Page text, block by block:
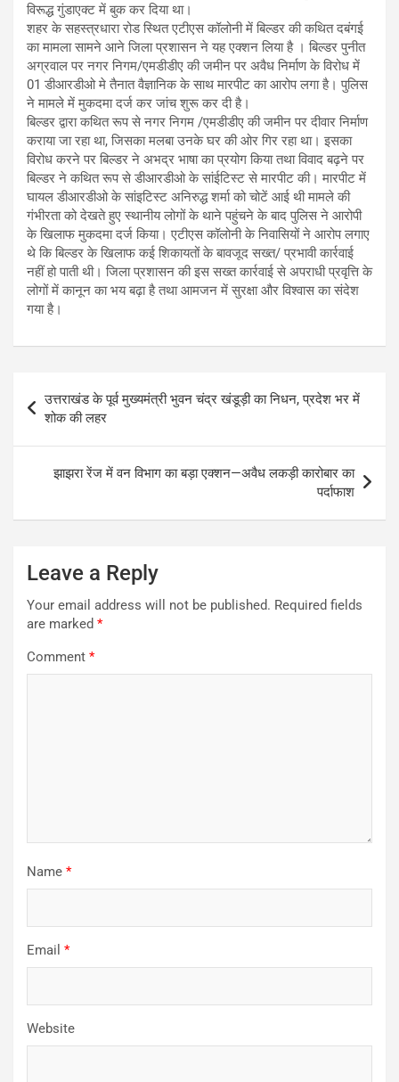
विरूद्ध गुंडाएक्ट में बुक कर दिया था।
शहर के सहस्त्रधारा रोड स्थित एटीएस कॉलोनी में बिल्डर की कथित दबंगई
का मामला सामने आने जिला प्रशासन ने यह एक्शन लिया है । बिल्डर पुनीत
अग्रवाल पर नगर निगम/एमडीडीए की जमीन पर अवैध निर्माण के विरोध में
01 डीआरडीओ मे तैनात वैज्ञानिक के साथ मारपीट का आरोप लगा है। पुलिस
ने मामले में मुकदमा दर्ज कर जांच शुरू कर दी है।
बिल्डर द्वारा कथित रूप से नगर निगम /एमडीडीए की जमीन पर दीवार निर्माण
कराया जा रहा था, जिसका मलबा उनके घर की ओर गिर रहा था। इसका
विरोध करने पर बिल्डर ने अभद्र भाषा का प्रयोग किया तथा विवाद बढ़ने पर
बिल्डर ने कथित रूप से डीआरडीओ के सांईटिस्ट से मारपीट की। मारपीट में
घायल डीआरडीओ के सांइटिस्ट अनिरुद्ध शर्मा को चोटें आई थी मामले की
गंभीरता को देखते हुए स्थानीय लोगों के थाने पहुंचने के बाद पुलिस ने आरोपी
के खिलाफ मुकदमा दर्ज किया। एटीएस कॉलोनी के निवासियों ने आरोप लगाए
थे कि बिल्डर के खिलाफ कई शिकायतों के बावजूद सख्त/ प्रभावी कार्रवाई
नहीं हो पाती थी। जिला प्रशासन की इस सख्त कार्रवाई से अपराधी प्रवृत्ति के
लोगों में कानून का भय बढ़ा है तथा आमजन में सुरक्षा और विश्वास का संदेश
गया है।
navigation
उत्तराखंड के पूर्व मुख्यमंत्री भुवन चंद्र खंडूड़ी का निधन, प्रदेश भर में
शोक की लहर
झाझरा रेंज में वन विभाग का बड़ा एक्शन—अवैध लकड़ी कारोबार का
पर्दाफाश
Leave a Reply
Your email address will not be published. Required fields
are marked *
Comment *
Name *
Email *
Website